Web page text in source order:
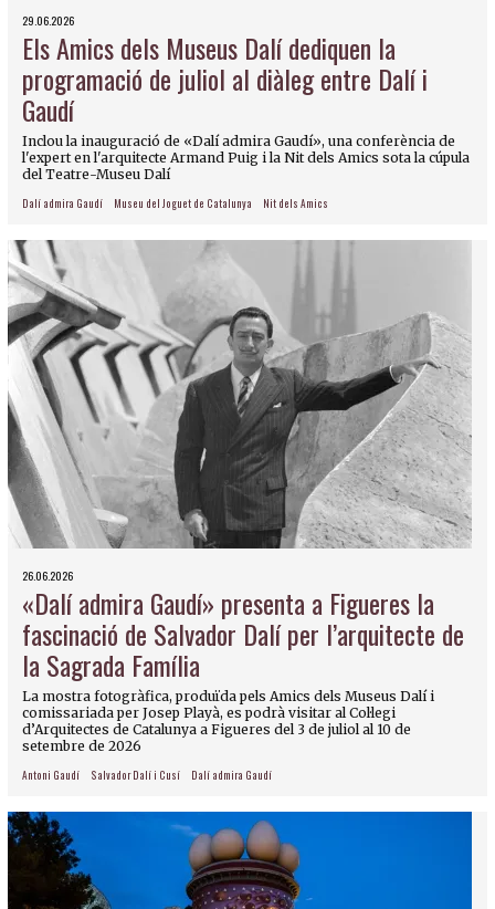
29.06.2026
Els Amics dels Museus Dalí dediquen la
programació de juliol al diàleg entre Dalí i
Gaudí
Inclou la inauguració de «Dalí admira Gaudí», una conferència de
l'expert en l'arquitecte Armand Puig i la Nit dels Amics sota la cúpula
del Teatre-Museu Dalí
Dalí admira Gaudí Museu del Joguet de Catalunya Nit dels Amics
26.06.2026
«Dalí admira Gaudí» presenta a Figueres la
fascinació de Salvador Dalí per l’arquitecte de
la Sagrada Família
La mostra fotogràfica, produïda pels Amics dels Museus Dalí i
comissariada per Josep Playà, es podrà visitar al Col·legi
d’Arquitectes de Catalunya a Figueres del 3 de juliol al 10 de
setembre de 2026
Antoni Gaudí Salvador Dalí i Cusí Dalí admira Gaudí